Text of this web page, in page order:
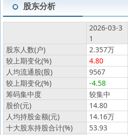
股东分析
2026-03-3
1
股东人数(户)
2.357万
较上期变化(%)
4.80
人均流通股(股)
9567
较上期变化(%)
-4.58
筹码集中度
较集中
股价(元)
14.80
人均持股金额(元)
14.16万
十大股东持股合计(%)
53.93